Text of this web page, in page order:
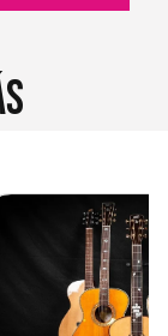
vybrat